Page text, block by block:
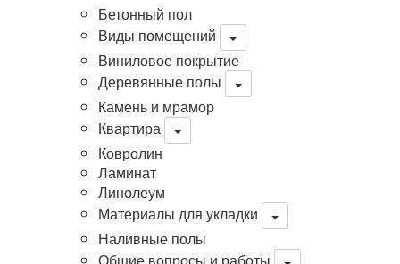
Бетонный пол
Виды помещений
Виниловое покрытие
Деревянные полы
Камень и мрамор
Квартира
Ковролин
Ламинат
Линолеум
Материалы для укладки
Наливные полы